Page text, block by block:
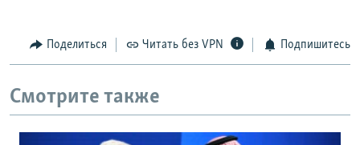
Поделиться Читать без VPN Подпишитесь
Смотрите также